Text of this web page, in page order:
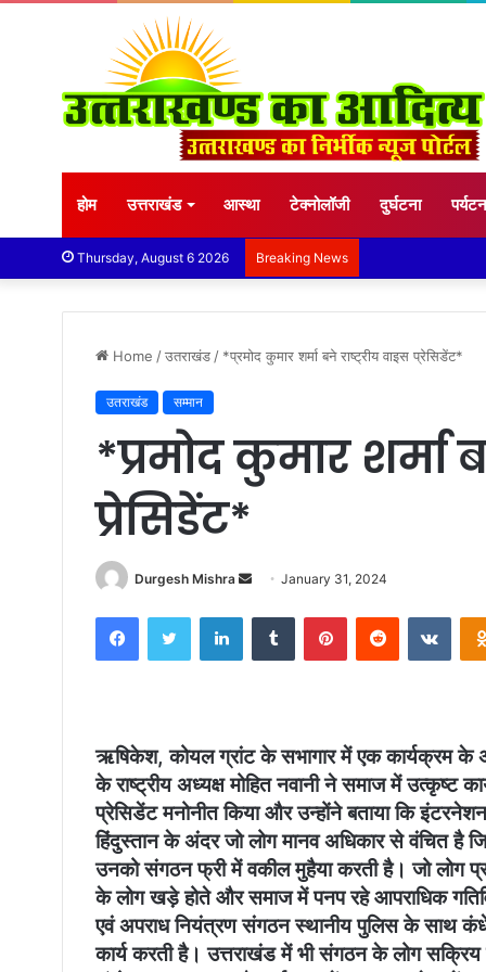
होम उत्तराखंड आस्था टेक्नोलॉजी दुर्घटना पर्यटन
Thursday, August 6 2026 Breaking News
Home /उतराखंड / *प्रमोद कुमार शर्मा बने राष्ट्रीय वाइस प्रेसिडेंट*
उतराखंड सम्मान
*प्रमोद कुमार शर्मा
प्रेसिडेंट*
Durgesh Mishra
Send
email
January 31, 2024
FacebookTwitter LinkedInTumblr PinterestReddit
ऋषिकेश, कोयल ग्रांट के सभागार में एक कार्यक्रम के
के राष्ट्रीय अध्यक्ष मोहित नवानी ने समाज में उत्कृष्ट
प्रेसिडेंट मनोनीत किया और उन्होंने बताया कि
हिंदुस्तान के अंदर जो लोग मानव अधिकार से वंचित है
उनको संगठन फ्री में वकील मुहैया करती है। जो लोग
के लोग खड़े होते और समाज में पनप रहे आपराधिक
एवं अपराध नियंत्रण संगठन स्थानीय पुलिस के साथ
कार्य करती है। उत्तराखंड में भी संगठन के लोग